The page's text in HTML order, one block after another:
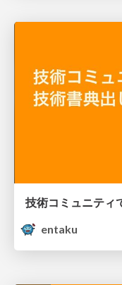
技術コミュニティ
entaku